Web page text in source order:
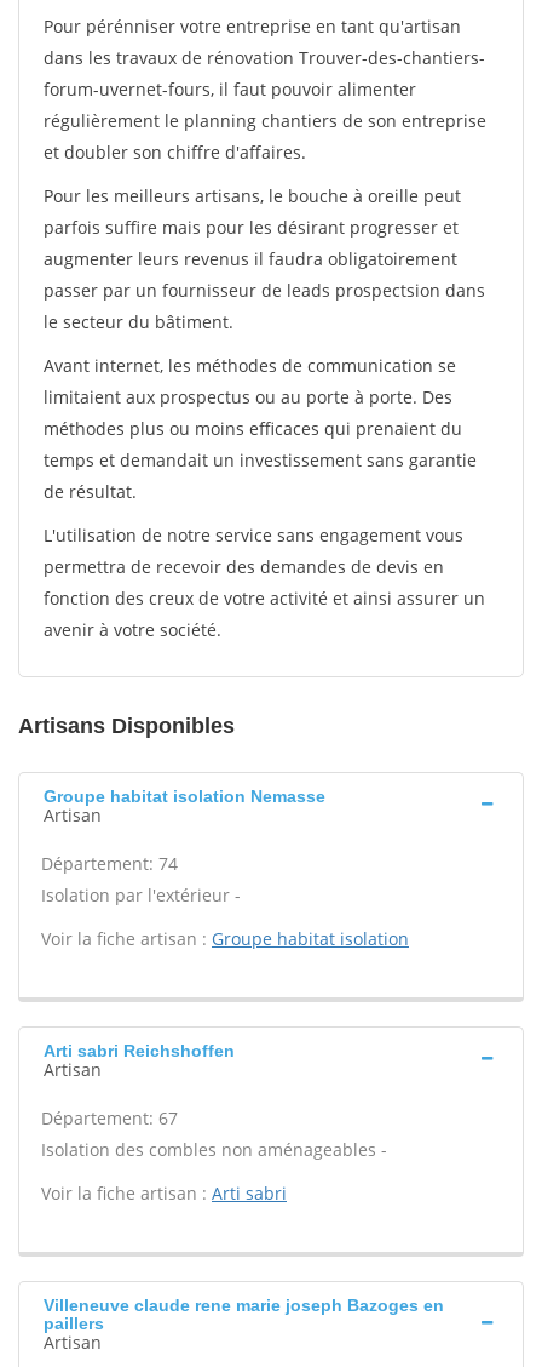
Pour pérénniser votre entreprise en tant qu'artisan
dans les travaux de rénovation Trouver-des-chantiers-
forum-uvernet-fours, il faut pouvoir alimenter
régulièrement le planning chantiers de son entreprise
et doubler son chiffre d'affaires.
Pour les meilleurs artisans, le bouche à oreille peut
parfois suffire mais pour les désirant progresser et
augmenter leurs revenus il faudra obligatoirement
passer par un fournisseur de leads prospectsion dans
le secteur du bâtiment.
Avant internet, les méthodes de communication se
limitaient aux prospectus ou au porte à porte. Des
méthodes plus ou moins efficaces qui prenaient du
temps et demandait un investissement sans garantie
de résultat.
L'utilisation de notre service sans engagement vous
permettra de recevoir des demandes de devis en
fonction des creux de votre activité et ainsi assurer un
avenir à votre société.
Artisans Disponibles
Groupe habitat isolation Nemasse
Artisan
Département: 74
Isolation par l'extérieur -
Voir la fiche artisan : Groupe habitat isolation
Arti sabri Reichshoffen
Artisan
Département: 67
Isolation des combles non aménageables -
Voir la fiche artisan : Arti sabri
Villeneuve claude rene marie joseph Bazoges en
paillers
Artisan